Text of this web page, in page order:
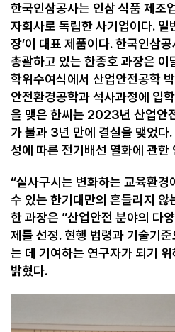
한국인삼공사는 인삼 식품 제조
자회사로 독립한 사기업이다. 일
장’이 대표 제품이다.한국인삼공
총괄하고 있는 한종호 과장은 이
학위수여식에서 산업안전공학
안전환경공학과 석사과정에 입
을 맺은 한씨는 2023년 산업안
가 불과 3년 만에 결실을 맺었다.
성에 따른 전기배선 열화에 관한
“실사구시는 변화하는 교육환경
수 있는 한기대만의 흔들리지 않
한 과장은 ”산업안전 분야의 다
제를 선정. 현행 법령과 기술기
는 데 기여하는 연구자가 되기
밝혔다.